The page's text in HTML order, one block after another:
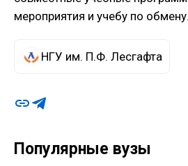
Популярные вузы
мероприятия и учебу по обмену.
НГУ им. П.Ф. Лесгафта